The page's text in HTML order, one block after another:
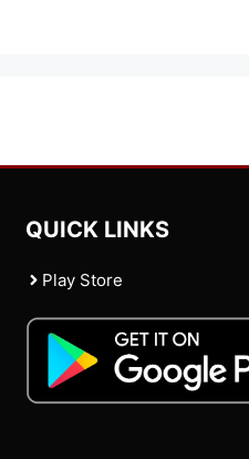
QUICK LINKS
Play Store